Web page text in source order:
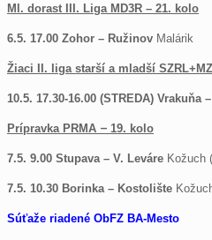
Ml. dorast III. Liga MD3R – 21. kolo
6.5. 17.00 Zohor – Ružinov Malárik
Žiaci II. liga starší a mladší
10.5. 17.30-16.00 (STREDA) Vrakuňa
Prípravka PRMA – 19. kolo
7.5. 9.00 Stupava – V. Leváre Kožuch
7.5. 10.30 Borinka – Kostolište
Súťaže riadené ObFZ BA-Mesto